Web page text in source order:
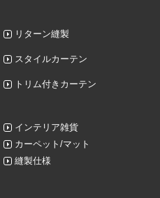
リターン縫製
スタイルカーテン
トリム付きカーテン
インテリア雑貨
カーペット/マット
縫製仕様